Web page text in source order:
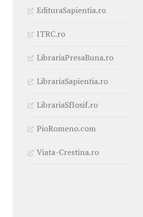
EdituraSapientia.ro
ITRC.ro
LibrariaPresaBuna.ro
LibrariaSapientia.ro
LibrariaSfIosif.ro
PioRomeno.com
Viata-Crestina.ro